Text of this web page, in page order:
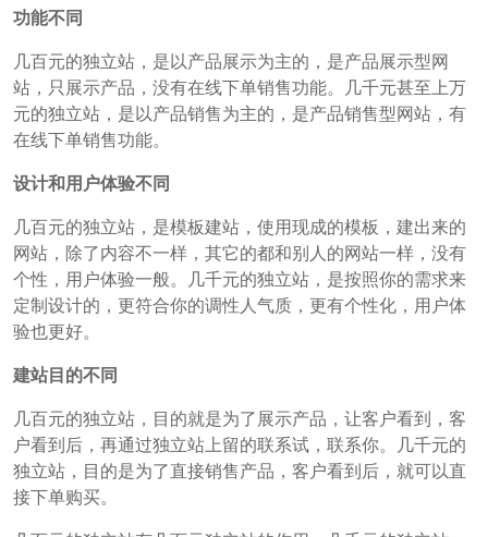
功能不同
几百元的独立站，是以产品展示为主的，是产品展示型网
站，只展示产品，没有在线下单销售功能。几千元甚至上万
元的独立站，是以产品销售为主的，是产品销售型网站，有
在线下单销售功能。
设计和用户体验不同
几百元的独立站，是模板建站，使用现成的模板，建出来的
网站，除了内容不一样，其它的都和别人的网站一样，没有
个性，用户体验一般。几千元的独立站，是按照你的需求来
定制设计的，更符合你的调性人气质，更有个性化，用户体
验也更好。
建站目的不同
几百元的独立站，目的就是为了展示产品，让客户看到，客
户看到后，再通过独立站上留的联系试，联系你。几千元的
独立站，目的是为了直接销售产品，客户看到后，就可以直
接下单购买。